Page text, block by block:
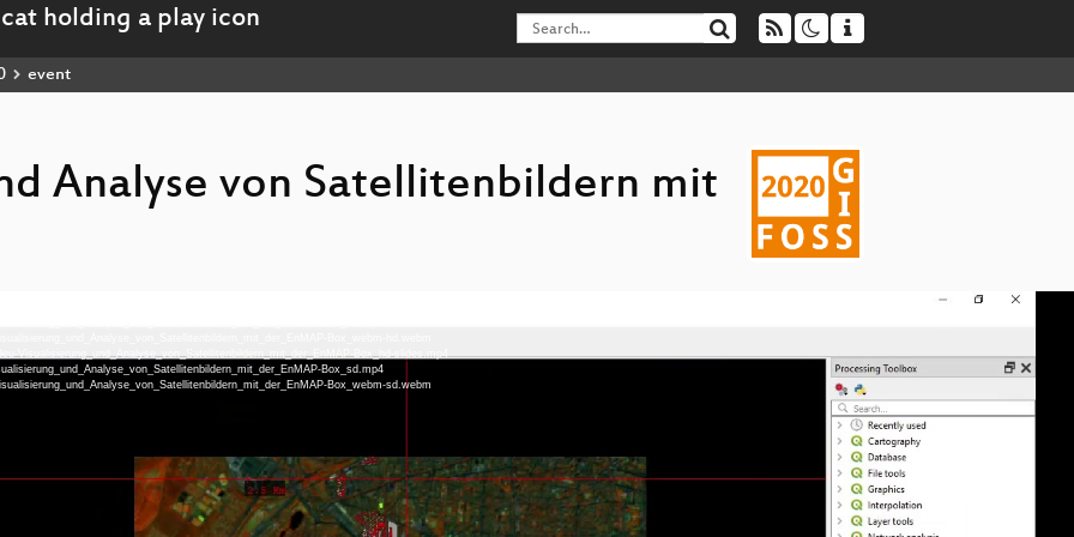
event
Analyse von Satellitenbildern mit
Box_hd.mp4
Box_webm-hd.webm
Box_hd-slides.mp4
Box_sd.mp4
Box_webm-sd.webm